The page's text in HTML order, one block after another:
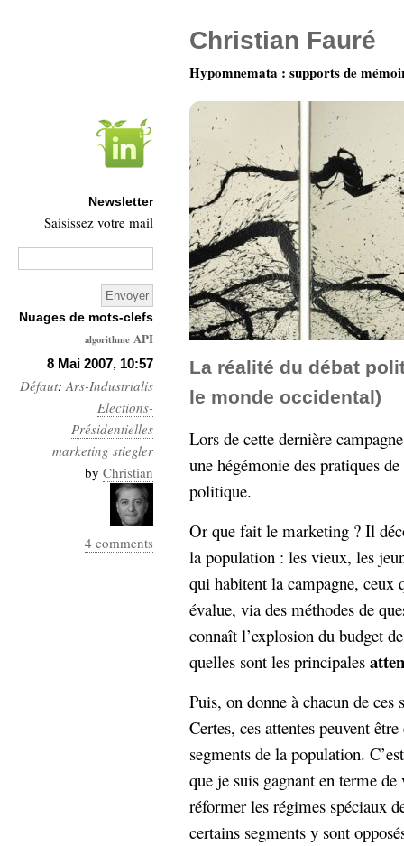
8 Mai 2007, 10:57
Défaut:Ars-Industrialis
Elections-
Présidentielles
marketing stiegler
by Christian
4 comments
La réalité du débat
le monde occidental)
Lors de cette dernière
une hégémonie des pratiques
politique.
Or que fait le marketing ? Il
la population : les vieux, les
qui habitent la campagne,
évalue, via des méthodes de
connaît l’explosion du budget
quelles sont les principales
Puis, on donne à chacun de ces
Certes, ces attentes peuvent
segments de la population.
que je suis gagnant en terme
réformer les régimes spéciaux
certains segments y sont
Christian Fauré
Hypomnemata : supports de
Newsletter
Saisissez votre mail
Nuages de mots-clefs
algorithme API
Architecture
Ars-
Industrialis
business_model
cinéma
Cloud
Computing